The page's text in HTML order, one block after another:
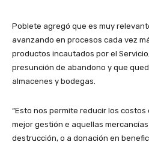
Poblete agregó que es muy
avanzando en procesos cada vez
productos incautados por el
presunción de abandono y que
almacenes y bodegas.
“Esto nos permite reducir los
mejor gestión e aquellas
destrucción, o a donación en